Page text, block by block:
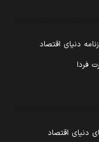
دنیای اقتصاد
فردا
دنیای اقتصاد